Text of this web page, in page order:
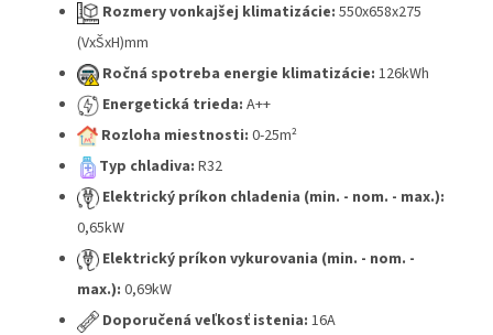
Rozmery vonkajšej klimatizácie: 550x658x275
(VxŠxH)mm
Ročná spotreba energie klimatizácie: 126kWh
Energetická trieda: A++
Rozloha miestnosti: 0-25m²
Typ chladiva: R32
Elektrický príkon chladenia (min. - nom. - max.):
0,65kW
Elektrický príkon vykurovania (min. - nom. -
max.): 0,69kW
Doporučená veľkosť istenia: 16A